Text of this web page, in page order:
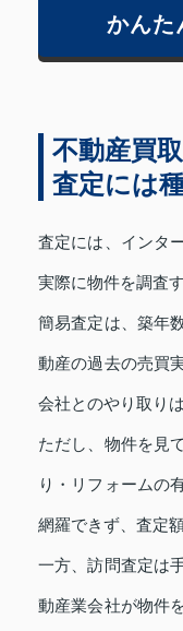
かんた
不動産買
査定には
査定には、インタ
実際に物件を調査
簡易査定は、築年
動産の過去の売買
会社とのやり取り
ただし、物件を見
り・リフォームの
網羅できず、査定
一方、訪問査定は
動産業会社が物件